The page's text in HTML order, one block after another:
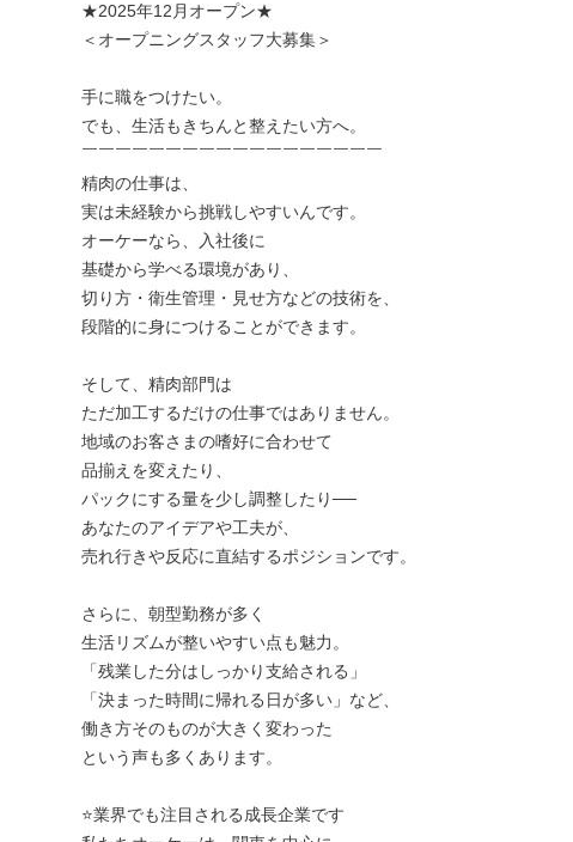
★2025年12月オープン★
＜オープニングスタッフ大募集＞
手に職をつけたい。
でも、生活もきちんと整えたい方へ。
￣￣￣￣￣￣￣￣￣￣￣￣￣￣￣￣￣￣
精肉の仕事は、
実は未経験から挑戦しやすいんです。
オーケーなら、入社後に
基礎から学べる環境があり、
切り方・衛生管理・見せ方などの技術を、
段階的に身につけることができます。
そして、精肉部門は
ただ加工するだけの仕事ではありません。
地域のお客さまの嗜好に合わせて
品揃えを変えたり、
パックにする量を少し調整したり──
あなたのアイデアや工夫が、
売れ行きや反応に直結するポジションです。
さらに、朝型勤務が多く
生活リズムが整いやすい点も魅力。
「残業した分はしっかり支給される」
「決まった時間に帰れる日が多い」など、
働き方そのものが大きく変わった
という声も多くあります。
⭐業界でも注目される成長企業です